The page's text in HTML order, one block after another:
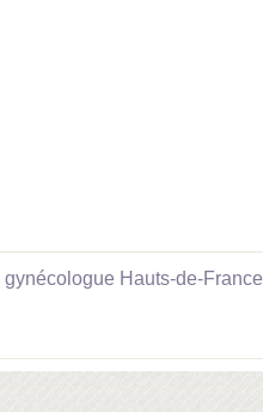
gynécologue Hauts-de-France